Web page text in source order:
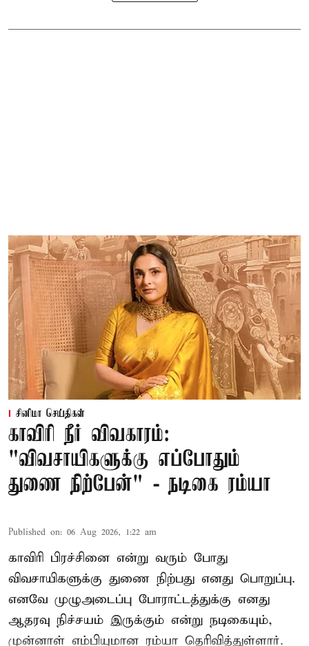
சினிமா செய்திகள்
காவிரி நீர் விவகாரம்:
"விவசாயிகளுக்கு எப்போதும்
துணை நிற்பேன்" - நடிகை ரம்யா
Published on: 06 Aug 2026, 1:22 am
காவிரி பிரச்சினை என்று வரும் போது
விவசாயிகளுக்கு துணை நிற்பது எனது பொறுப்பு.
எனவே முழுஅடைப்பு போராட்டத்துக்கு எனது
ஆதரவு நிச்சயம் இருக்கும் என்று நடிகையும்,
முன்னாள் எம்பியுமான ரம்யா தெரிவித்துள்ளார்.